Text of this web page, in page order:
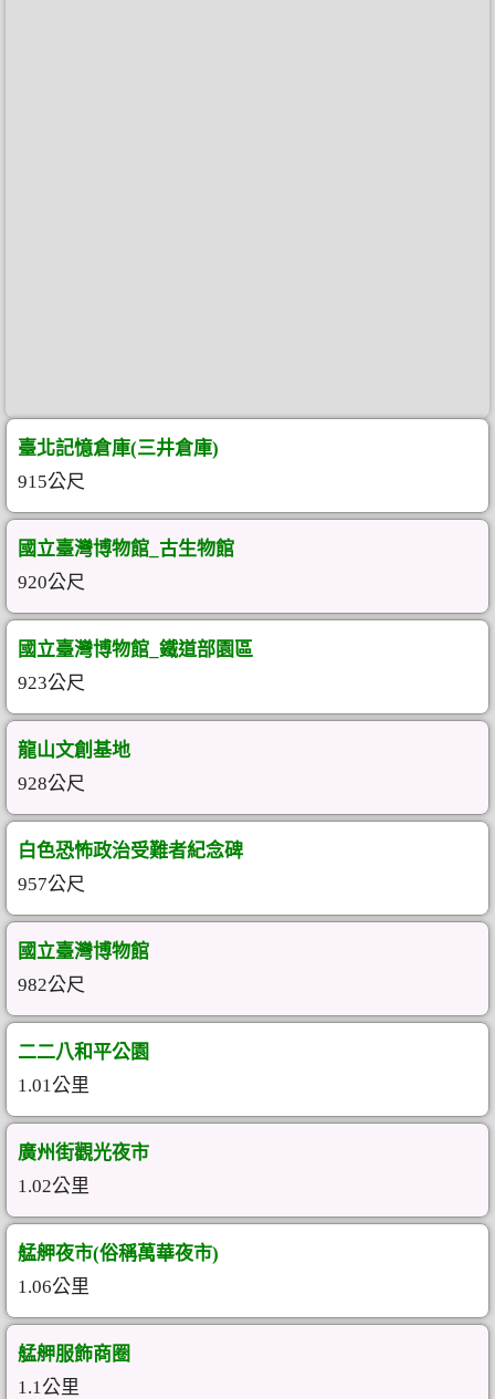
臺北記憶倉庫(三井倉庫)
915公尺
國立臺灣博物館_古生物館
920公尺
國立臺灣博物館_鐵道部園區
923公尺
龍山文創基地
928公尺
白色恐怖政治受難者紀念碑
957公尺
國立臺灣博物館
982公尺
二二八和平公園
1.01公里
廣州街觀光夜市
1.02公里
艋舺夜市(俗稱萬華夜市)
1.06公里
艋舺服飾商圈
1.1公里